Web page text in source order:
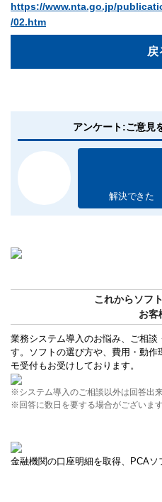
https://www.nta.go.jp/
/02.htm
戻
アンケート:ご意見
解決できた
これからソフ
お客
業務システム導入のお悩み、ご相談
す。ソフトの選び方や、費用・動
モ受付もお受けしております。
※システム導入のご相談以外は回答出
※回答に数日を要する場合がございます
金融機関の口座明細を取得、PCA